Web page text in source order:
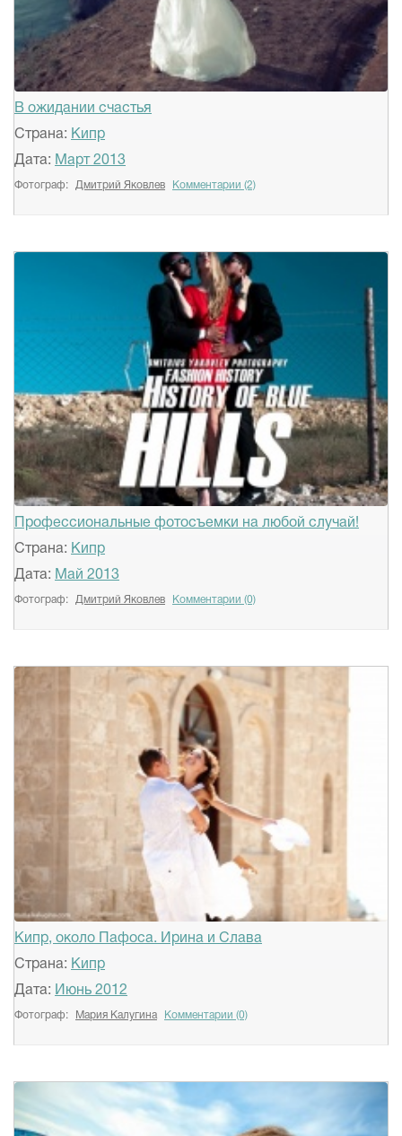
В ожидании счастья
Страна: Кипр
Дата: Март 2013
Фотограф: Дмитрий Яковлев Комментарии (2)
Профессиональные фотосъемки на любой случай!
Страна: Кипр
Дата: Май 2013
Фотограф: Дмитрий Яковлев Комментарии (0)
Кипр, около Пафоса. Ирина и Слава
Страна: Кипр
Дата: Июнь 2012
Фотограф: Мария Калугина Комментарии (0)